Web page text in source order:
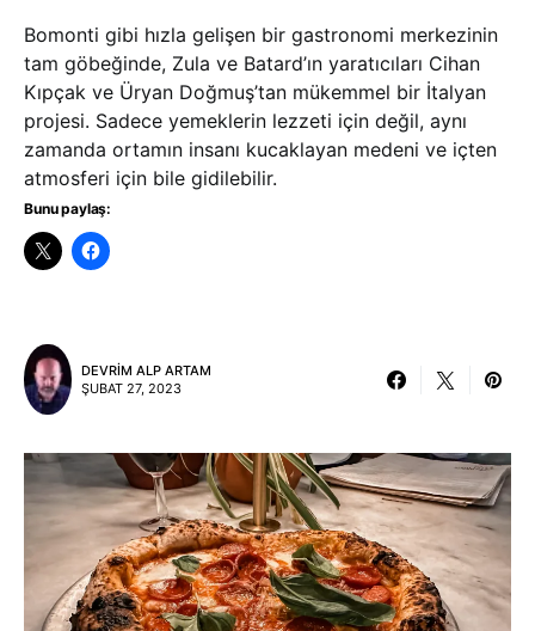
Bomonti gibi hızla gelişen bir gastronomi merkezinin
tam göbeğinde, Zula ve Batard’ın yaratıcıları Cihan
Kıpçak ve Üryan Doğmuş’tan mükemmel bir İtalyan
projesi. Sadece yemeklerin lezzeti için değil, aynı
zamanda ortamın insanı kucaklayan medeni ve içten
atmosferi için bile gidilebilir.
Bunu paylaş:
DEVRIM ALP ARTAM
ŞUBAT 27, 2023